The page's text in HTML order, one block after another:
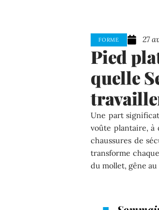
FORME 27
Pied
quelle
Une part
voûte plantaire, à
chaussures de
transforme
du mollet, gêne